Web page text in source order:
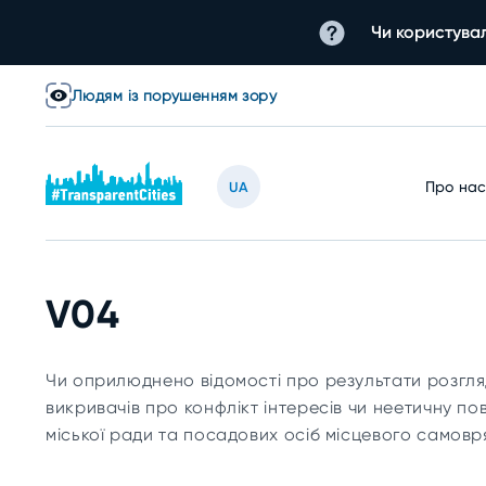
Чи
Людям із порушенням зору
UA Про нас
V04
Чи оприлюднено відомості про результати
викривачів про конфлікт інтересів чи неетичну
міської ради та посадових осіб місцевого